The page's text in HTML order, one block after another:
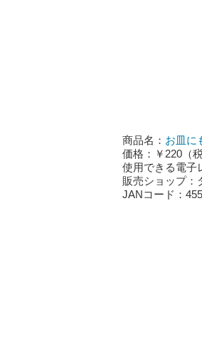
商品名： お皿に
価格：￥220（税
使用できる電子
販売ショップ：
JANコード：